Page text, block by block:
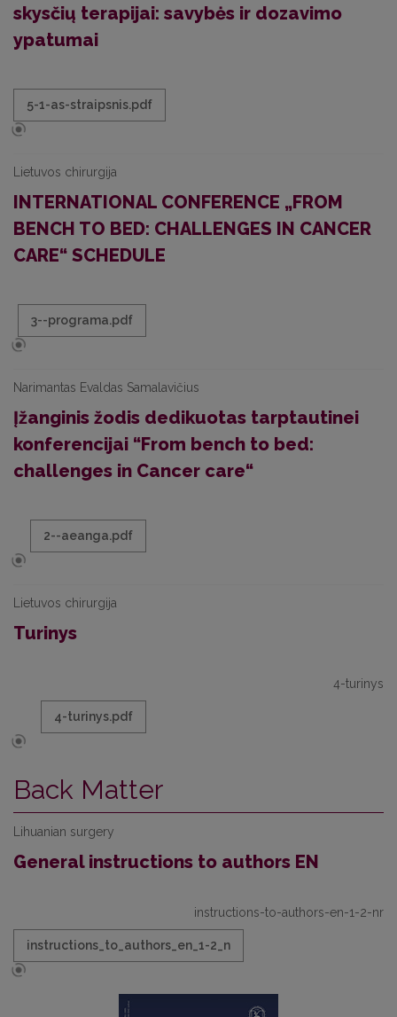
skysčių terapijai: savybės ir dozavimo
ypatumai
5-1-as-straipsnis.pdf
Lietuvos chirurgija
INTERNATIONAL CONFERENCE „FROM
BENCH TO BED: CHALLENGES IN CANCER
CARE“ SCHEDULE
3--programa.pdf
Narimantas Evaldas Samalavičius
Įžanginis žodis dedikuotas tarptautinei
konferencijai “From bench to bed:
challenges in Cancer care“
2--aeanga.pdf
Lietuvos chirurgija
Turinys
4-turinys
4-turinys.pdf
Back Matter
Lihuanian surgery
General instructions to authors EN
instructions-to-authors-en-1-2-nr
instructions_to_authors_en_1-2_n